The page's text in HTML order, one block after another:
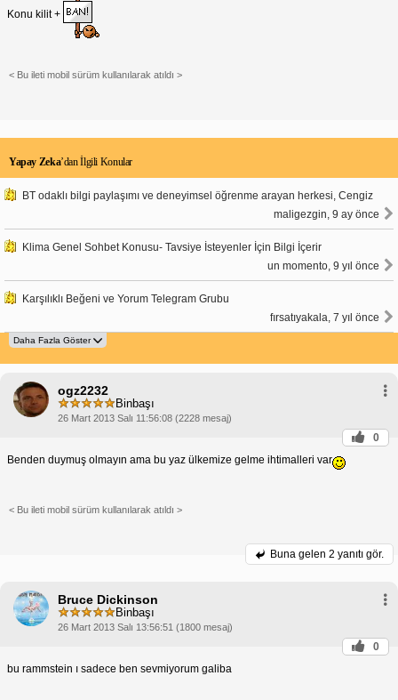
Konu kilit +
< Bu ileti mobil sürüm kullanılarak atıldı >
Yapay Zeka’dan İlgili Konular
BT odaklı bilgi paylaşımı ve deneyimsel öğrenme arayan herkesi, Cengiz
maligezgin, 9 ay önce
Klima Genel Sohbet Konusu- Tavsiye İsteyenler İçin Bilgi İçerir
un momento, 9 yıl önce
Karşılıklı Beğeni ve Yorum Telegram Grubu
fırsatıyakala, 7 yıl önce
ogz2232
Binbaşı
26 Mart 2013 Salı 11:56:08 (2228 mesaj)
0
Benden duymuş olmayın ama bu yaz ülkemize gelme ihtimalleri var
< Bu ileti mobil sürüm kullanılarak atıldı >
Buna gelen 2 yanıtı gör.
Bruce Dickinson
Binbaşı
26 Mart 2013 Salı 13:56:51 (1800 mesaj)
0
bu rammstein ı sadece ben sevmiyorum galiba